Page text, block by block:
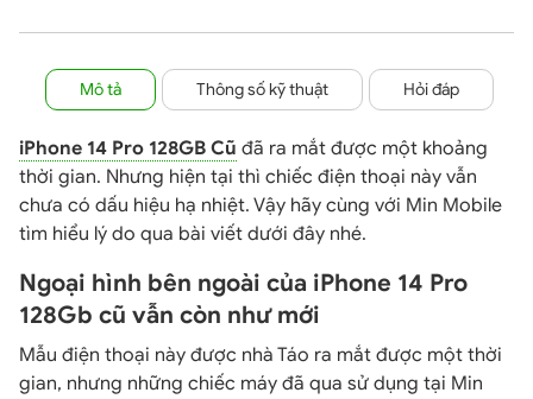
Mô tả Thông số kỹ thuật Hỏi đáp
iPhone 14 Pro 128GB Cũ đã ra mắt được một khoảng
thời gian. Nhưng hiện tại thì chiếc điện thoại này vẫn
chưa có dấu hiệu hạ nhiệt. Vậy hãy cùng với Min Mobile
tìm hiểu lý do qua bài viết dưới đây nhé.
Ngoại hình bên ngoài của iPhone 14 Pro
128Gb cũ vẫn còn như mới
Mẫu điện thoại này được nhà Táo ra mắt được một thời
gian, nhưng những chiếc máy đã qua sử dụng tại Min